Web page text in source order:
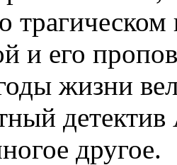
трагическом
и его
жизни
детектив
другое.